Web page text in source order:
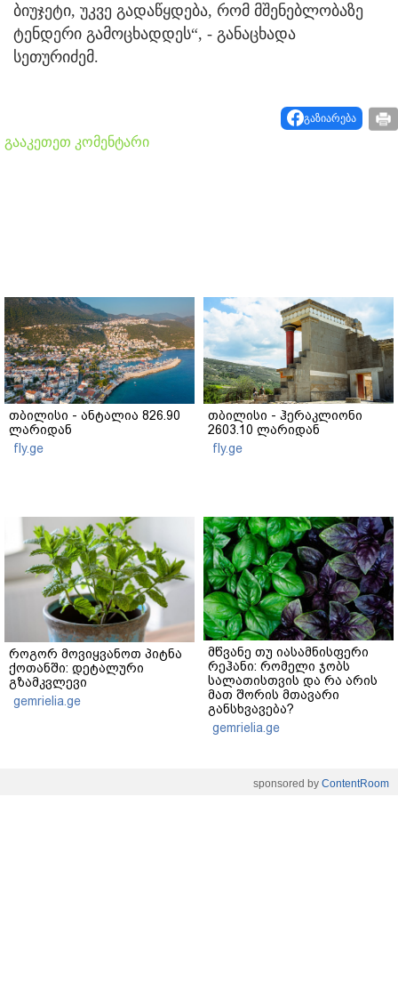
ბიუჯეტი, უკვე გადაწყდება, რომ მშენებლობაზე
ტენდერი გამოცხადდეს“, - განაცხადა
სეთურიძემ.
გაზიარება
გააკეთეთ კომენტარი
თბილისი - ანტალია 826.90
ლარიდან
fly.ge
თბილისი - ჰერაკლიონი
2603.10 ლარიდან
fly.ge
როგორ მოვიყვანოთ პიტნა
ქოთანში: დეტალური
გზამკვლევი
gemrielia.ge
მწვანე თუ იასამნისფერი
რეჰანი: რომელი ჯობს
სალათისთვის და რა არის
მათ შორის მთავარი
განსხვავება?
gemrielia.ge
sponsored by ContentRoom